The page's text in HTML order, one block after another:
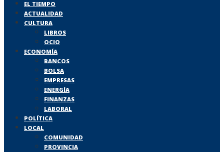
EL TIEMPO
ACTUALIDAD
CULTURA
LIBROS
OCIO
ECONOMÍA
BANCOS
BOLSA
EMPRESAS
ENERGÍA
FINANZAS
LABORAL
POLÍTICA
LOCAL
COMUNIDAD
PROVINCIA